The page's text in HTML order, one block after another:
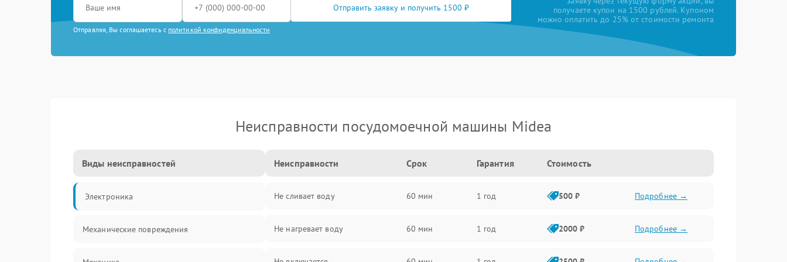
Отправить заявку и получить 1500 ₽
Отправляя, Вы соглашаетесь с политикой конфиденциальности
получаете купон на 1500 рублей. Купоном
можно оплатить до 25% от стоимости ремонта
Неисправности посудомоечной машины Midea
Виды неисправностей
Электроника
Механические повреждения
Неисправности Срок Гарантия Стоимость
Не сливает воду 60 мин 1 год 500 ₽ Подробнее →
Не нагревает воду 60 мин 1 год 2000 ₽ Подробнее →